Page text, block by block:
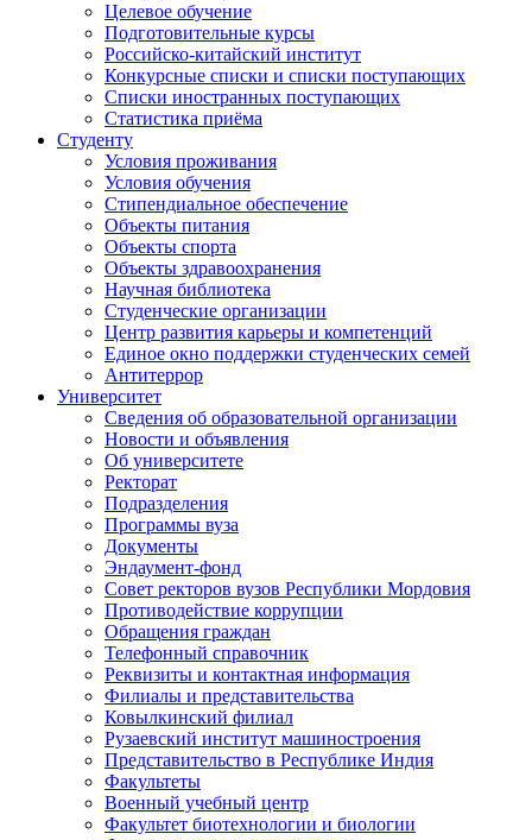
Целевое обучение
Подготовительные курсы
Российско-китайский институт
Конкурсные списки и списки поступающих
Списки иностранных поступающих
Статистика приёма
Студенту
Условия проживания
Условия обучения
Стипендиальное обеспечение
Объекты питания
Объекты спорта
Объекты здравоохранения
Научная библиотека
Студенческие организации
Центр развития карьеры и компетенций
Единое окно поддержки студенческих семей
Антитеррор
Университет
Сведения об образовательной организации
Новости и объявления
Об университете
Ректорат
Подразделения
Программы вуза
Документы
Эндаумент-фонд
Совет ректоров вузов Республики Мордовия
Противодействие коррупции
Обращения граждан
Телефонный справочник
Реквизиты и контактная информация
Филиалы и представительства
Ковылкинский филиал
Рузаевский институт машиностроения
Представительство в Республике Индия
Факультеты
Военный учебный центр
Факультет биотехнологии и биологии